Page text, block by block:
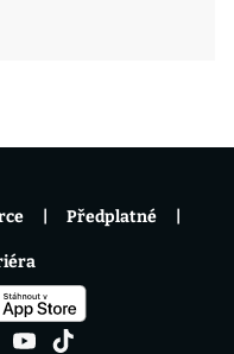
Předplatné